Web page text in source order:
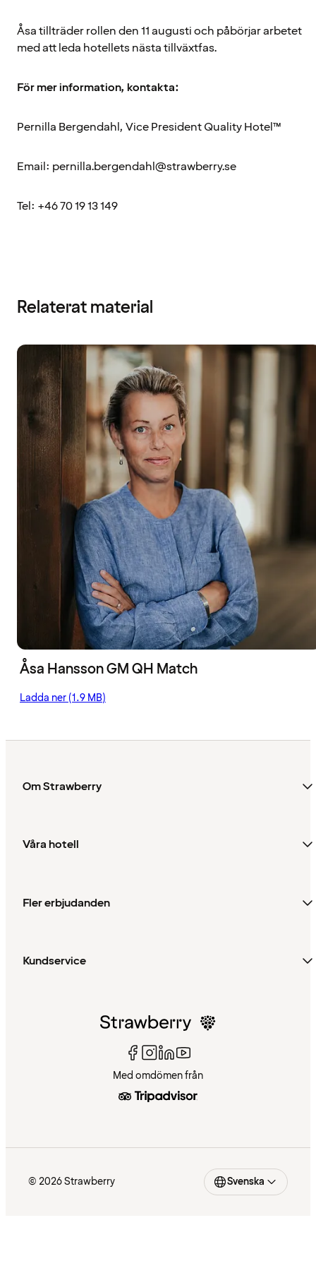
Åsa tillträder rollen den 11 augusti och påbörjar arbetet
med att leda hotellets nästa tillväxtfas.
För mer information, kontakta:
Pernilla Bergendahl, Vice President Quality Hotel™
Email: pernilla.bergendahl@strawberry.se
Tel: +46 70 19 13 149
Relaterat material
Åsa Hansson GM QH Match
Ladda ner (1.9 MB)
Om Strawberry
Våra hotell
Fler erbjudanden
Kundservice
Med omdömen från
© 2026 Strawberry Svenska